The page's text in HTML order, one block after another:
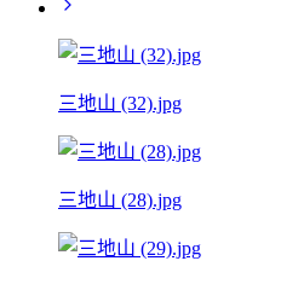
三地山 (32).jpg
三地山 (28).jpg